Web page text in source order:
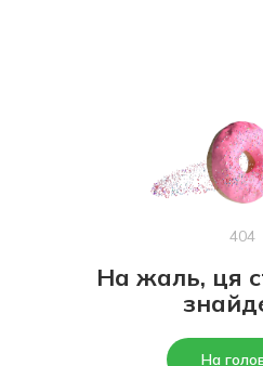
404
На жаль, ця
На